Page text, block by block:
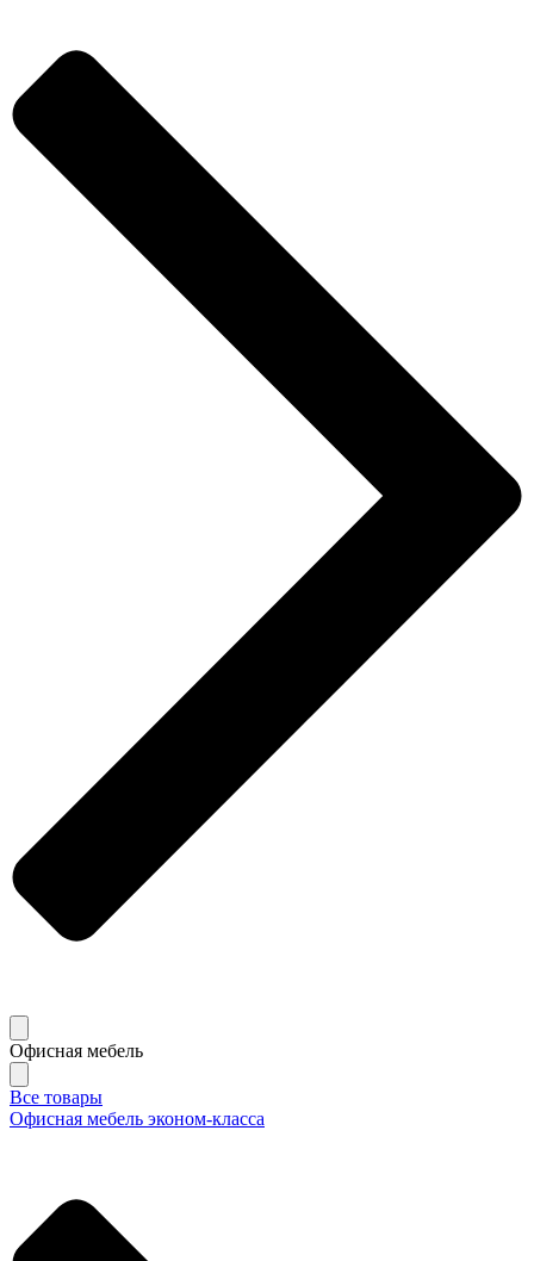
Офисная мебель
Все товары
Офисная мебель эконом-класса